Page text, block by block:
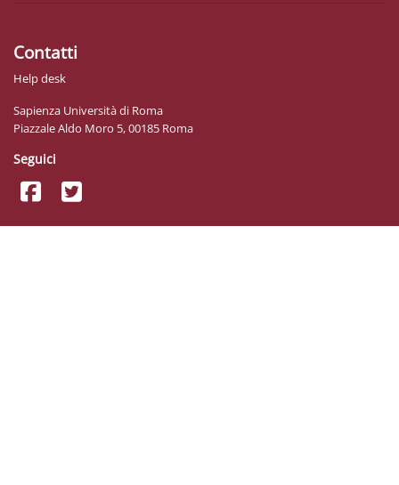
Contatti
Help desk
Sapienza Università di Roma
Piazzale Aldo Moro 5, 00185 Roma
Seguici